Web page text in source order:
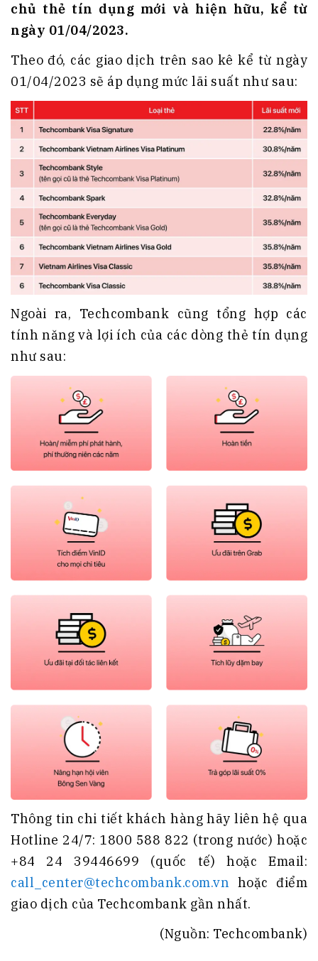
chủ thẻ tín dụng mới và hiện hữu, kể từ
ngày 01/04/2023.
Theo đó, các giao dịch trên sao kê kể từ ngày
01/04/2023 sẽ áp dụng mức lãi suất như sau:
Ngoài ra, Techcombank cũng tổng hợp các
tính năng và lợi ích của các dòng thẻ tín dụng
như sau:
Thông tin chi tiết khách hàng hãy liên hệ qua
Hotline 24/7: 1800 588 822 (trong nước) hoặc
+84 24 39446699 (quốc tế) hoặc Email:
call_center@techcombank.com.vn hoặc điểm
giao dịch của Techcombank gần nhất.
(Nguồn: Techcombank)